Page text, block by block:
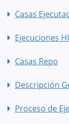
Casas
Ejecuciones
Casas Repo
Descripción
Proceso de